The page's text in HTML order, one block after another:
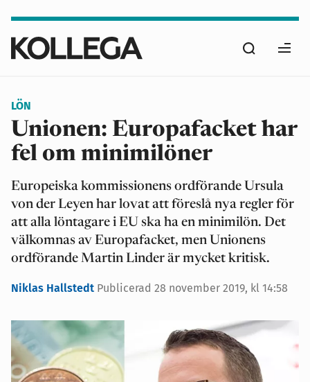
huvudinnehåll
Sök
LÖN
Unionen: Europafacket har
fel om minimilöner
Europeiska kommissionens ordförande Ursula
von der Leyen har lovat att föreslå nya regler för
att alla löntagare i EU ska ha en minimilön. Det
välkomnas av Europafacket, men Unionens
ordförande Martin Linder är mycket kritisk.
Niklas Hallstedt Publicerad 28 november 2019, kl 14:58